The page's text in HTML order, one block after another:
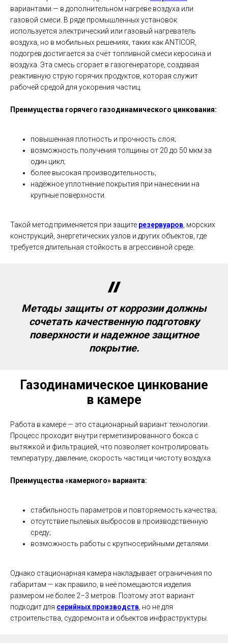
вариантами — в дополнительном нагреве воздуха или
газовой смеси. В ряде промышленных установок
используется электрический или газовый нагреватель
воздуха, но в мобильных решениях, таких как ANTICOR,
подогрев достигается за счёт топливной смеси керосина и
воздуха. Эта смесь сгорает в газогенераторе, создавая
реактивную струю горячих продуктов, которая служит
рабочей средой для ускорения частиц.
Преимущества горячего газодинамического цинкования:
повышенная плотность и прочность слоя;
возможность получения толщины от 20 до 50 мкм за
один цикл;
более высокая производительность;
надёжное уплотнение покрытия при нанесении на
крупные поверхности.
Такой метод применяется при защите резервуаров, морских
конструкций, энергетических узлов и других объектов, где
требуется длительная стойкость в агрессивной среде.
Методы защиты от коррозии должны
сочетать качественную подготовку
поверхности и надежное защитное
покрытие.
Газодинамическое цинкование
в камере
Работа в камере — это стационарный вариант технологии.
Процесс проходит внутри герметизированного бокса с
вытяжкой и фильтрацией, что позволяет контролировать
температуру, давление, скорость частиц и чистоту воздуха.
Преимущества «камерного» варианта:
стабильность параметров и повторяемость качества;
отсутствие пылевых выбросов в производственную
среду;
возможность работы с крупносерийными деталями.
Однако стационарная камера накладывает ограничения по
габаритам — как правило, в неё помещаются изделия
размером не более 2–3 метров. Поэтому этот вариант
подходит для серийных производств, но не для
строительства, судоремонта и объектов инфраструктуры.